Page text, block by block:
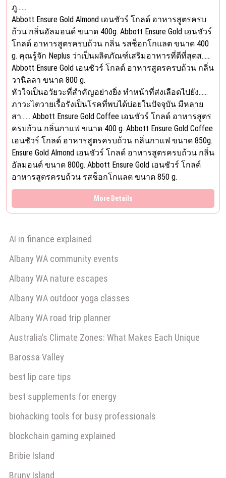
ภู……
Abbott Ensure Gold Almond เอนชัวร์ โกลด์ อาหารสูตรครบ
ถ้วน กลิ่นอัลมอนด์ ขนาด 400g. Abbott Ensure Gold เอนชัวร์
โกลด์ อาหารสูตรครบถ้วน กลิ่น รสช็อกโกแลต ขนาด 400
g. คุณรู้จัก Neplus ว่าเป็นผลิตภัณฑ์เสริมอาหารที่ดีที่สุดส……
Abbott Ensure Gold เอนชัวร์ โกลด์ อาหารสูตรครบถ้วน กลิ่น
วานิลลา ขนาด 800 g.
หัวใจเป็นอวัยวะที่สำคัญอย่างยิ่ง ทำหน้าที่ส่งเลือดไปยัง……
ภาวะไตวายเรื้อรังเป็นโรคที่พบได้บ่อยในปัจจุบัน มีหลาย
สา…… Abbott Ensure Gold Coffee เอนชัวร์ โกลด์ อาหารสูตร
ครบถ้วน กลิ่นกาแฟ ขนาด 400 g. Abbott Ensure Gold Coffee
เอนชัวร์ โกลด์ อาหารสูตรครบถ้วน กลิ่นกาแฟ ขนาด 850g.
Ensure Gold Almond เอนชัวร์ โกลด์ อาหารสูตรครบถ้วน กลิ่น
อัลมอนด์ ขนาด 800g. Abbott Ensure Gold เอนชัวร์ โกลด์
อาหารสูตรครบถ้วน รสช็อกโกแลต ขนาด 850 g.
More Details
AI in finance explained
Albany WA community events
Albany WA nature escapes
Albany WA outdoor yoga classes
Albany WA road trip planner
Australia’s Climate Zones: What Makes Each Unique
Barossa Valley
best lip care tips
best supplements for energy
biohacking tools for busy professionals
blockchain gaming explained
Bribie Island
Bruny Island